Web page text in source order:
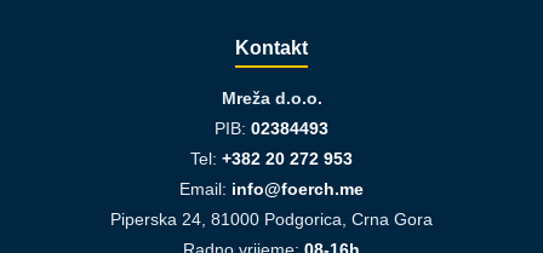
Kontakt
Mreža d.o.o.
PIB: 02384493
Tel: +382 20 272 953
Email: info@foerch.me
Piperska 24, 81000 Podgorica, Crna Gora